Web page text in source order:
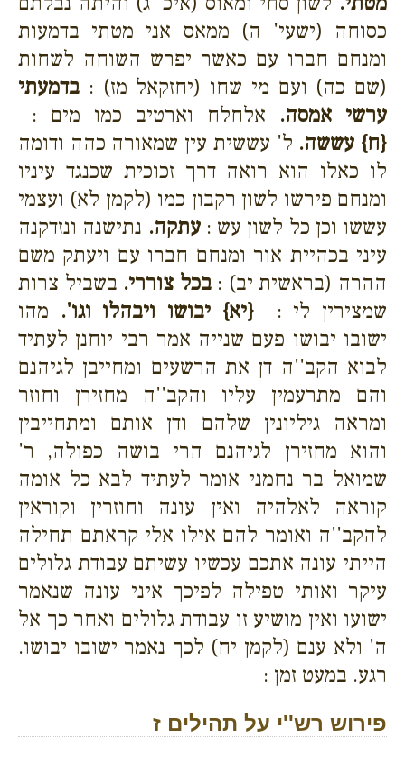
כסוחה (ישעי' ה) ממאס אני מטתי בדמעות
ומנחם חברו עם כאשר יפרש השוחה לשחות
(שם כה) ועם מי שחו (יחזקאל מז) : בדמעתי
ערשי אמסה. אלחלח וארטיב כמו מים :
{ח} עששה. ל' עששית עין שמאורה כהה ודומה
לו כאלו הוא רואה דרך זכוכית שכנגד עיניו
ומנחם פירשו לשון רקבון כמו (לקמן לא) ועצמי
עששו וכן כל לשון עש :עתקה. נתישנה ונזדקנה
עיני בכהיית אור ומנחם חברו עם ויעתק משם
ההרה (בראשית יב) :בכל צוררי. בשביל צרות
שמצירין לי :{יא} יבושו ויבהלו וגו'. מהו
ישובו יבושו פעם שנייה אמר רבי יוחנן לעתיד
לבוא הקב''ה דן את הרשעים ומחייבן לגיהנם
והם מתרעמין עליו והקב''ה מחזירן וחוזר
ומראה גיליונין שלהם ודן אותם ומתחייבין
והוא מחזירן לגיהנם הרי בושה כפולה, ר'
שמואל בר נחמני אומר לעתיד לבא כל אומה
קוראה לאלהיה ואין עונה וחוזרין וקוראין
להקב''ה ואומר להם אילו אלי קראתם תחילה
הייתי עונה אתכם עכשיו עשיתם עבודת גלולים
עיקר ואותי טפילה לפיכך איני עונה שנאמר
ישועו ואין מושיע זו עבודת גלולים ואחר כך אל
ה' ולא ענם (לקמן יח) לכך נאמר ישובו יבושו.
רגע. במעט זמן :
פירוש רש''י על תהילים ז